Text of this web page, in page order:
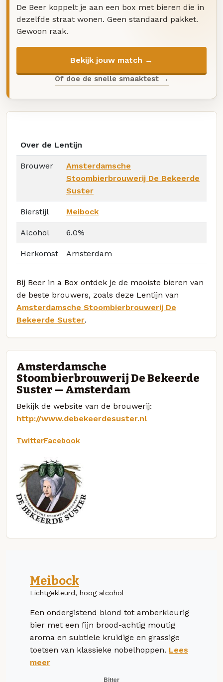
De Beer koppelt je aan een box met bieren die in
dezelfde straat wonen. Geen standaard pakket.
Gewoon raak.
Bekijk jouw match →
Of doe de snelle smaaktest →
Over de Lentijn
Brouwer
Amsterdamsche
Stoombierbrouwerij De Bekeerde
Suster
Bierstijl Meibock
Alcohol 6.0%
Herkomst Amsterdam
Bij Beer in a Box ontdek je de mooiste bieren van
de beste brouwers, zoals deze Lentijn van
Amsterdamsche Stoombierbrouwerij De
Bekeerde Suster.
Amsterdamsche
Stoombierbrouwerij De Bekeerde
Suster — Amsterdam
Bekijk de website van de brouwerij:
http://www.debekeerdesuster.nl
TwitterFacebook
Meibock
Lichtgekleurd, hoog alcohol
Een ondergistend blond tot amberkleurig
bier met een fijn brood-achtig moutig
aroma en subtiele kruidige en grassige
toetsen van klassieke nobelhoppen. Lees
meer